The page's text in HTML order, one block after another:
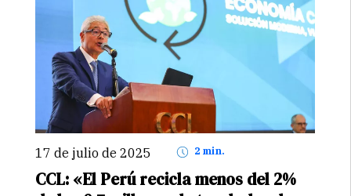
17 de julio de 2025 2 min.
CCL: «El Perú recicla menos del 2%